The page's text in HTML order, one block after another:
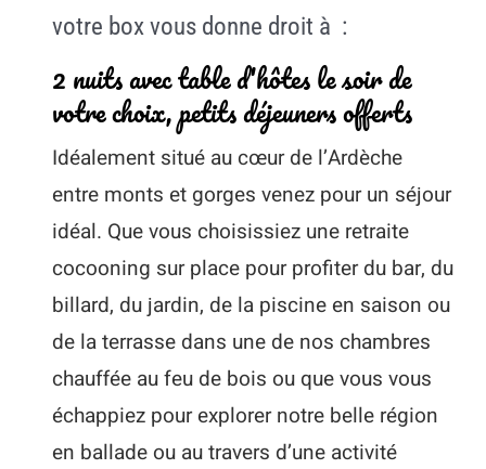
votre box vous donne droit à :
2 nuits avec table d'hôtes le soir de
votre choix, petits déjeuners offerts
Idéalement situé au cœur de l’Ardèche
entre monts et gorges venez pour un séjour
idéal. Que vous choisissiez une retraite
cocooning sur place pour profiter du bar, du
billard, du jardin, de la piscine en saison ou
de la terrasse dans une de nos chambres
chauffée au feu de bois ou que vous vous
échappiez pour explorer notre belle région
en ballade ou au travers d’une activité